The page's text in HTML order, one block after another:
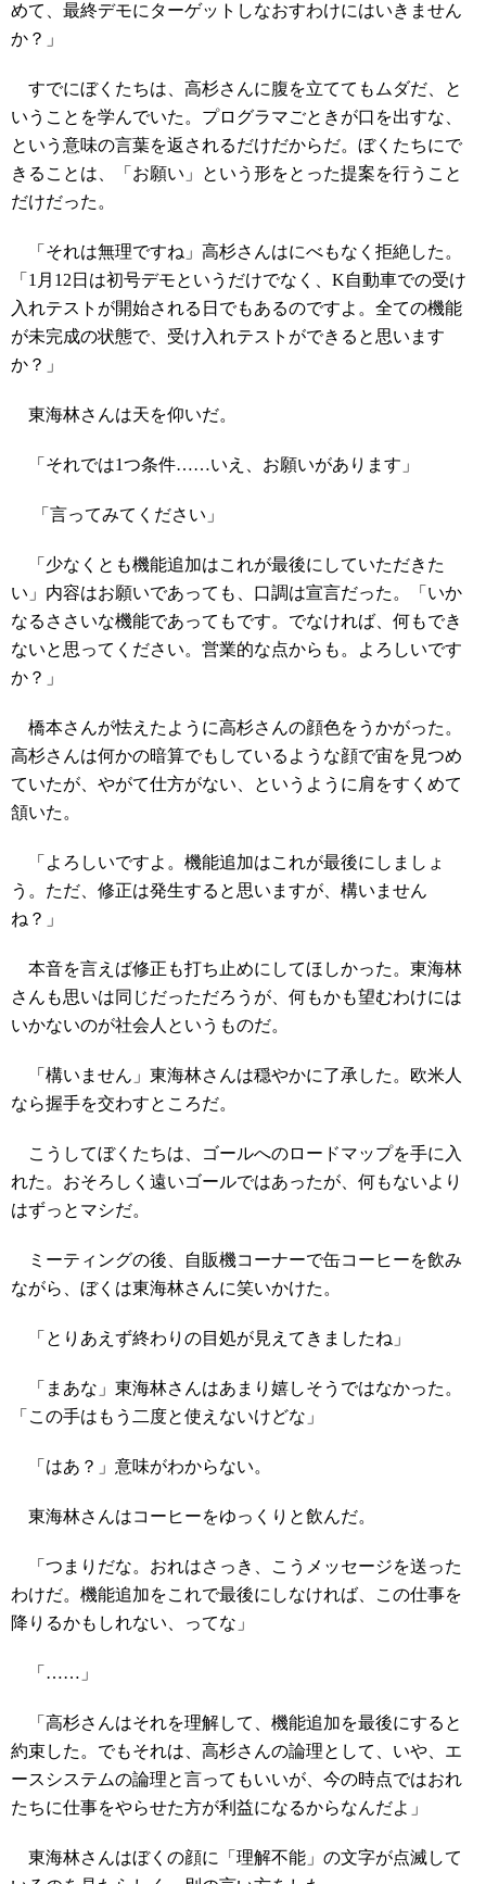
めて、最終デモにターゲットしなおすわけにはいきません
か？」
すでにぼくたちは、高杉さんに腹を立ててもムダだ、と
いうことを学んでいた。プログラマごときが口を出すな、
という意味の言葉を返されるだけだからだ。ぼくたちにで
きることは、「お願い」という形をとった提案を行うこと
だけだった。
「それは無理ですね」高杉さんはにべもなく拒絶した。
「1月12日は初号デモというだけでなく、K自動車での受け
入れテストが開始される日でもあるのですよ。全ての機能
が未完成の状態で、受け入れテストができると思います
か？」
東海林さんは天を仰いだ。
「それでは1つ条件……いえ、お願いがあります」
「言ってみてください」
「少なくとも機能追加はこれが最後にしていただきた
い」内容はお願いであっても、口調は宣言だった。「いか
なるささいな機能であってもです。でなければ、何もでき
ないと思ってください。営業的な点からも。よろしいです
か？」
橋本さんが怯えたように高杉さんの顔色をうかがった。
高杉さんは何かの暗算でもしているような顔で宙を見つめ
ていたが、やがて仕方がない、というように肩をすくめて
頷いた。
「よろしいですよ。機能追加はこれが最後にしましょ
う。ただ、修正は発生すると思いますが、構いません
ね？」
本音を言えば修正も打ち止めにしてほしかった。東海林
さんも思いは同じだっただろうが、何もかも望むわけには
いかないのが社会人というものだ。
「構いません」東海林さんは穏やかに了承した。欧米人
なら握手を交わすところだ。
こうしてぼくたちは、ゴールへのロードマップを手に入
れた。おそろしく遠いゴールではあったが、何もないより
はずっとマシだ。
ミーティングの後、自販機コーナーで缶コーヒーを飲み
ながら、ぼくは東海林さんに笑いかけた。
「とりあえず終わりの目処が見えてきましたね」
「まあな」東海林さんはあまり嬉しそうではなかった。
「この手はもう二度と使えないけどな」
「はあ？」意味がわからない。
東海林さんはコーヒーをゆっくりと飲んだ。
「つまりだな。おれはさっき、こうメッセージを送った
わけだ。機能追加をこれで最後にしなければ、この仕事を
降りるかもしれない、ってな」
「……」
「高杉さんはそれを理解して、機能追加を最後にすると
約束した。でもそれは、高杉さんの論理として、いや、エ
ースシステムの論理と言ってもいいが、今の時点ではおれ
たちに仕事をやらせた方が利益になるからなんだよ」
東海林さんはぼくの顔に「理解不能」の文字が点滅して